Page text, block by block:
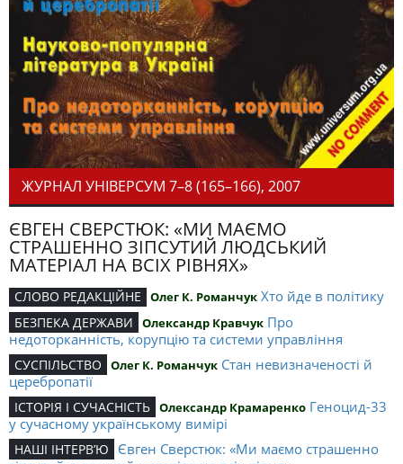
ЖУРНАЛ УНІВЕРСУМ 7–8 (165–166), 2007
ЄВГЕН СВЕРСТЮК: «МИ МАЄМО
СТРАШЕННО ЗІПСУТИЙ ЛЮДСЬКИЙ
МАТЕРІАЛ НА ВСІХ РІВНЯХ»
СЛОВО РЕДАКЦІЙНЕ Олег К. Романчук Хто йде в політику
БЕЗПЕКА ДЕРЖАВИ Олександр Кравчук Про
недоторканність, корупцію та системи управління
СУСПІЛЬСТВО Олег К. Романчук Стан невизначеності й
церебропатії
ІСТОРІЯ І СУЧАСНІСТЬ Олександр Крамаренко Геноцид-33
у сучасному українському вимірі
НАШІ ІНТЕРВ’Ю
Євген Сверстюк: «Ми маємо страшенно